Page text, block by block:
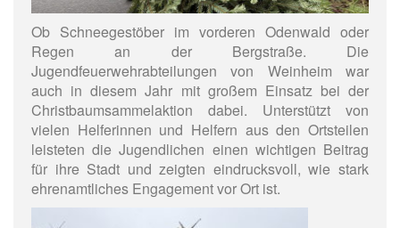
Ob Schneegestöber im vorderen Odenwald oder
Regen an der Bergstraße. Die
Jugendfeuerwehrabteilungen von Weinheim war
auch in diesem Jahr mit großem Einsatz bei der
Christbaumsammelaktion dabei. Unterstützt von
vielen Helferinnen und Helfern aus den Ortsteilen
leisteten die Jugendlichen einen wichtigen Beitrag
für ihre Stadt und zeigten eindrucksvoll, wie stark
ehrenamtliches Engagement vor Ort ist.